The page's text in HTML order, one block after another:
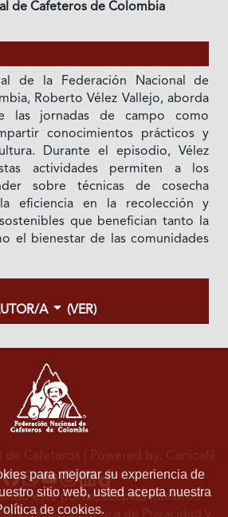
de Cafeteros de Colombia
de la Federación Nacional de
Roberto Vélez Vallejo, aborda
las jornadas de campo como
conocimientos prácticos y
Durante el episodio, Vélez
actividades permiten a los
sobre técnicas de cosecha
eficiencia en la recolección y
que benefician tanto la
el bienestar de las comunidades
A (VER)
para mejorar su experiencia de
sitio web, usted acepta nuestra
de cookies.
de Cafeteros | Powered by: Cenicafé
este portal, aceptas nuestros
de usoyPolítica de Privacidad y